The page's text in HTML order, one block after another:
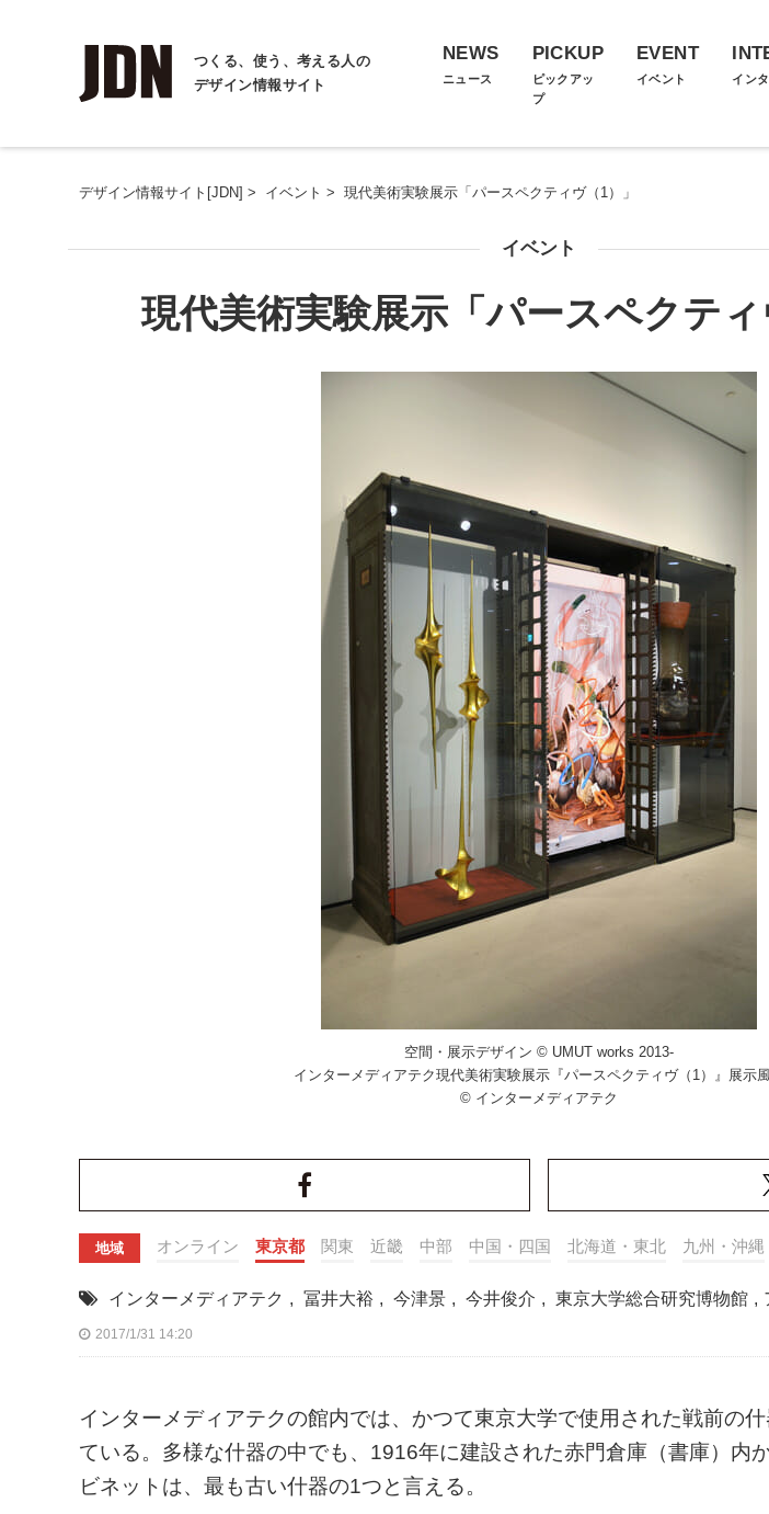
つくる、使う、考える人の
デザイン情報サイト
NEWS
ニュース
PICKUP
ピックアッ
プ
EVENT
イベント イン
デザイン情報サイト[JDN] > イベント > 現代美術実験展示「パースペクティヴ（1）」
イベント
現代美術実験展示「パースペクティ
空間・展示デザイン © UMUT works 2013-
インターメディアテク現代美術実験展示『パースペクティヴ（1）』展示
© インターメディアテク
地域 オンライン 東京都 関東 近畿 中部 中国・四国 北海道・東北 九州・沖縄
インターメディアテク , 冨井大裕 , 今津景 , 今井俊介 , 東京大学総合研究博物館 ,
2017/1/31 14:20
インターメディアテクの館内では、かつて東京大学で使用された戦前の
ている。多様な什器の中でも、1916年に建設された赤門倉庫（書庫）内
ビネットは、最も古い什器の1つと言える。